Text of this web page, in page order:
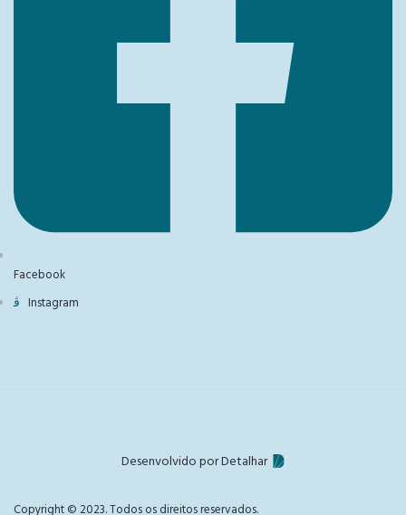
Facebook
Instagram
Desenvolvido por Detalhar
Copyright © 2023. Todos os direitos reservados.